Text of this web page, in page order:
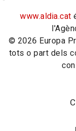
www.aldia.cat
© 2026 Europa
tots o part dels